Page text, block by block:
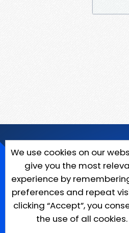
We use cookies on our
give you the most
experience by
preferences and repeat
clicking “Accept”, you
the use of all cookies.